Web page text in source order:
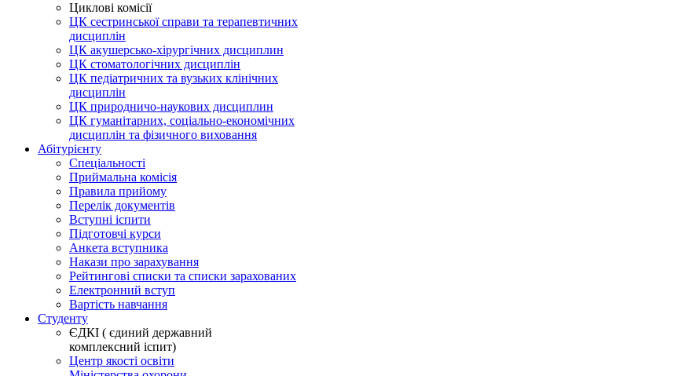
Циклові комісії
ЦК сестринської справи та терапевтичних
дисциплін
ЦК акушерсько-хірургічних дисциплин
ЦК стоматологічних дисциплін
ЦК педіатричних та вузьких клінічних
дисциплін
ЦК природничо-наукових дисциплин
ЦК гуманітарних, соціально-економічних
дисциплін та фізичного виховання
Абітурієнту
Спеціальності
Приймальна комісія
Правила прийому
Перелік документів
Вступні іспити
Підготовчі курси
Анкета вступника
Накази про зарахування
Рейтингові списки та списки зарахованих
Електронний вступ
Вартість навчання
Студенту
ЄДКІ ( єдиний державний
комплексний іспит)
Центр якості освіти